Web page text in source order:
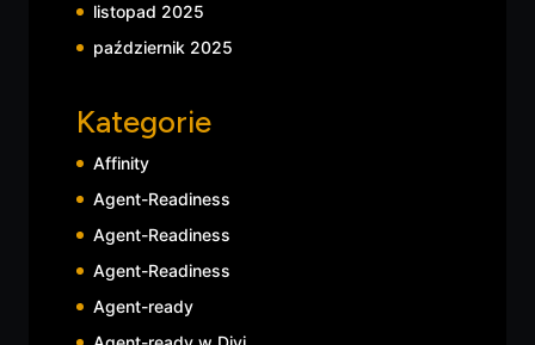
listopad 2025
październik 2025
Kategorie
Affinity
Agent-Readiness
Agent-Readiness
Agent-Readiness
Agent-ready